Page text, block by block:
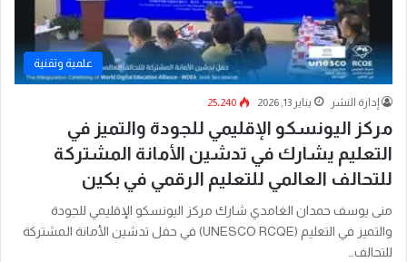
علمية وتقنية
إدارة النشر يناير 13, 2026 25٬240
مركز اليونسكو الإقليمي للجودة والتميز في
التعليم يشارك في تدشين الأمانة المشتركة
للتحالف العالمي للتعليم الرقمي في بكين
منى يوسف حمدان الغامدي شارك مركز اليونسكو الإقليمي للجودة
والتميز في التعليم (UNESCO RCQE) في حفل تدشين الأمانة المشتركة
للتحالف…